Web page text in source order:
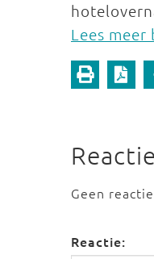
Lees
Geen
Reactie: